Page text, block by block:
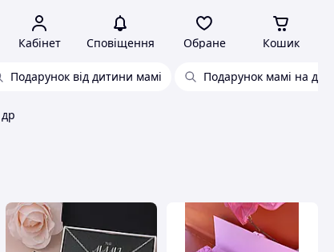
Кабінет Сповіщення Обране Кошик
Подарунок від дитини мамі Подарунок мамі на др